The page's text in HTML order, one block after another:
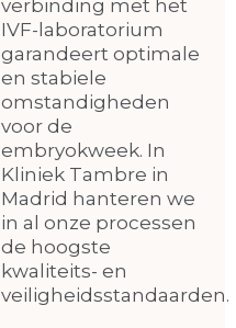
verbinding met het
IVF-laboratorium
garandeert optimale
en stabiele
omstandigheden
voor de
embryokweek. In
Kliniek Tambre in
Madrid hanteren we
in al onze processen
de hoogste
kwaliteits- en
veiligheidsstandaarden.